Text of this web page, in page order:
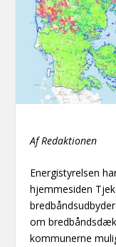
Af Redaktionen
Energistyrelsen
hjemmesiden
om
kommunerne